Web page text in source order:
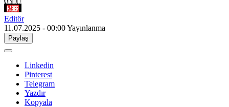
Editör
11.07.2025 - 00:00Yayınlanma
Paylaş
Linkedin
Pinterest
Telegram
Yazdır
Kopyala